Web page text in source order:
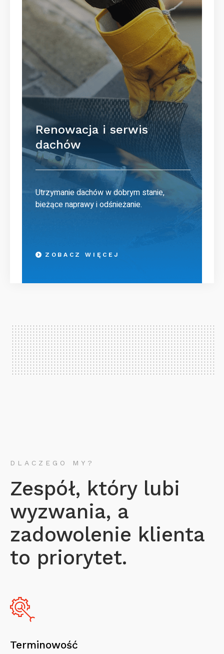
Renowacja i serwis
dachów
Utrzymanie dachów w dobrym stanie,
bieżące naprawy i odśnieżanie.
ZOBACZ WIĘCEJ
DLACZEGO MY?
Zespół, który lubi
wyzwania, a
zadowolenie klienta
to priorytet.
Terminowość